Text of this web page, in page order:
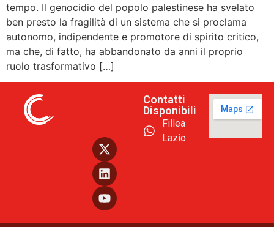
tempo. Il genocidio del popolo palestinese ha svelato
ben presto la fragilità di un sistema che si proclama
autonomo, indipendente e promotore di spirito critico,
ma che, di fatto, ha abbandonato da anni il proprio
ruolo trasformativo […]
Contatti
Disponibili
Fillea
Lazio